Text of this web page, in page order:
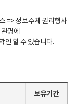
=> 정보주체 권리행사
명에
인 할 수 있습니다.
보유기간